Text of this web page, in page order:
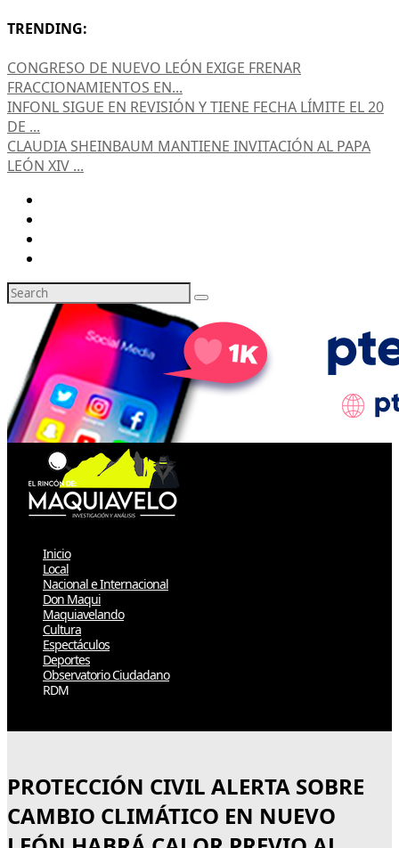
TRENDING:
CONGRESO DE NUEVO LEÓN EXIGE FRENAR
FRACCIONAMIENTOS EN...
INFONL SIGUE EN REVISIÓN Y TIENE FECHA LÍMITE EL 20
DE ...
CLAUDIA SHEINBAUM MANTIENE INVITACIÓN AL PAPA
LEÓN XIV ...
Inicio
Local
Nacional e Internacional
Don Maqui
Maquiavelando
Cultura
Espectáculos
Deportes
Observatorio Ciudadano
RDM
PROTECCIÓN CIVIL ALERTA SOBRE
CAMBIO CLIMÁTICO EN NUEVO